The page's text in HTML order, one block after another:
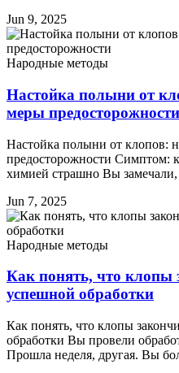
Jun 9, 2025
Народные методы
Настойка полыни от
меры предосторожности
Настойка полыни от клопов:
предосторожности Симптом:
химией страшно Вы
Jun 7, 2025
Народные методы
Как понять, что клопы
успешной обработки
Как понять, что клопы
обработки Вы провели
Прошла неделя, другая. Вы